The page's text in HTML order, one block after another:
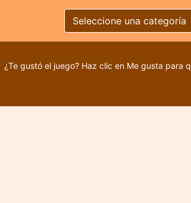
Seleccione una categoría
¿Te gustó el juego? Haz clic en Me gusta para